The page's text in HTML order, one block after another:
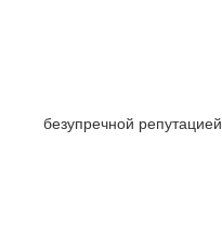
безупречной репутацией